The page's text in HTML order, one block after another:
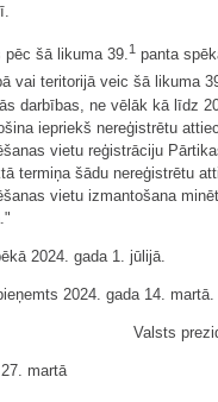
šā likuma 39.1 panta
vai teritorijā veic šā likuma
darbības, ne vēlāk kā līdz
iepriekš nereģistrētu
vietu reģistrāciju
termiņa šādu nereģistrētu
vietu izmantošana
2024. gada 1. jūlijā.
2024. gada 14. martā.
Valsts
martā